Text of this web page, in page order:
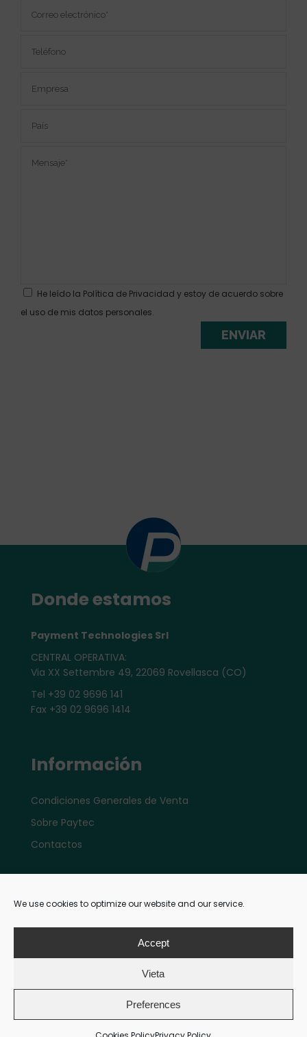
We use cookies to optimize our website and our service.
Accept
Vieta
Preferences
He leído la Política de Privacidad y estoy de acuerdo sobre
el uso de mis datos personales.
Donde estamos
Payment Technologies Srl
CENTRAL OPERATIVA:
Via XX Settembre 49, 22069 Rovellasca (CO)
Tel +39 02 9696 141
Fax +39 02 9696 1414
Información
Condiciones Generales de Venta
Sobre Paytec
Contactos
Account